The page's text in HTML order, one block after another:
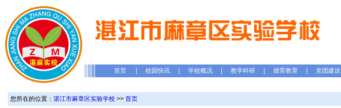
首页 校园快讯 学校概况 教学科研 德育教育 党团建设
您所在的位置： 湛江市麻章区实验学校 >> 首页